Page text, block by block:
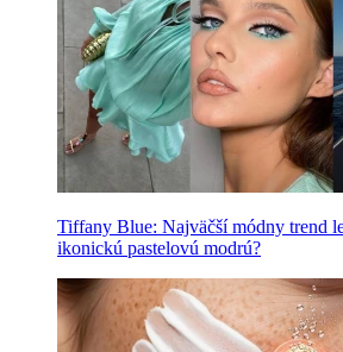
Tiffany Blue: Najväčší módny trend
ikonickú pastelovú modrú?